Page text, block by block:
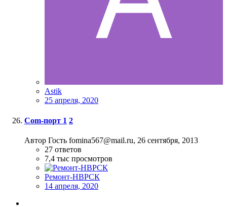
Astik
25 апреля, 2020
Com-порт 1 2
Автор Гость fomina567@mail.ru, 26 сентября, 2013
27 ответов
7,4 тыс просмотров
Ремонт-НВРСК
14 апреля, 2020